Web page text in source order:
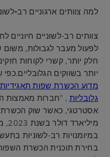
למה צוותים ארגוניים רב-
צוותים רב-לשוניים חיוניים
לפעול מעבר לגבולות,
חלק יותר, קשרי לקוחות
יותר בשווקים
מדוע הכשרת שפות
גלובליות , "חברות מאמצות
במיומנויות רב-לשוניות
בחירת תוכנית הכשרת השפות